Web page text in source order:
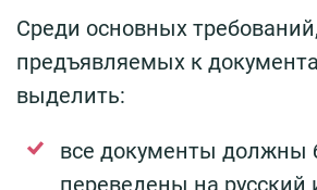
Среди основных требований,
предъявляемых к
выделить:
все документы должны
переведены на русский